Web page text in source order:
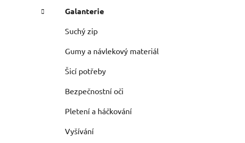
Galanterie
Suchý zip
Gumy a návlekový materiál
Šicí potřeby
Bezpečnostní oči
Pletení a háčkování
Vyšívání